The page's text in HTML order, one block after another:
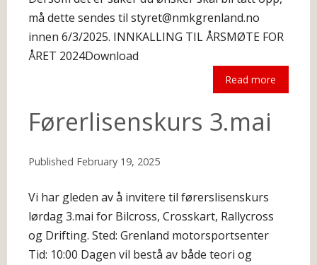
må dette sendes til styret@nmkgrenland.no
innen 6/3/2025. INNKALLING TIL ÅRSMØTE FOR
ÅRET 2024Download
Read more
Førerlisenskurs 3.mai
Published February 19, 2025
Vi har gleden av å invitere til førerslisenskurs
lørdag 3.mai for Bilcross, Crosskart, Rallycross
og Drifting. Sted: Grenland motorsportsenter
Tid: 10:00 Dagen vil bestå av både teori og